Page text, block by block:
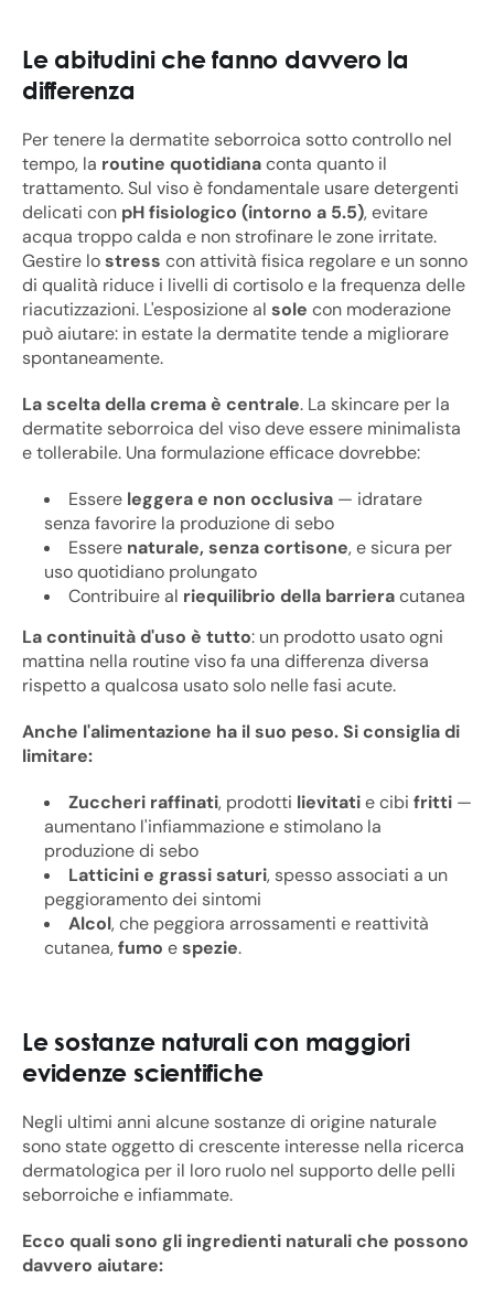
Le abitudini che fanno davvero la
differenza
Per tenere la dermatite seborroica sotto controllo nel
tempo, la routine quotidianaconta quanto il
trattamento. Sul viso è fondamentale usare detergenti
delicati con pH fisiologico (intorno a 5.5), evitare
acqua troppo calda e non strofinare le zone irritate.
Gestire lostress con attività fisica regolare e un sonno
di qualità riduce i livelli di cortisolo e la frequenza delle
riacutizzazioni. L'esposizione al sole con moderazione
può aiutare: in estate la dermatite tende a migliorare
spontaneamente.
La scelta della crema è centrale. La skincare per la
dermatite seborroica del viso deve essere minimalista
e tollerabile. Una formulazione efficace dovrebbe:
Essere leggera e non occlusiva — idratare
senza favorire la produzione di sebo
Essere naturale, senza cortisone, e sicura per
uso quotidiano prolungato
Contribuire al riequilibrio della barrieracutanea
La continuità d'uso è tutto: un prodotto usato ogni
mattina nella routine viso fa una differenza diversa
rispetto a qualcosa usato solo nelle fasi acute.
Anche l'alimentazione ha il suo peso. Si consiglia di
limitare:
Zuccheri raffinati, prodotti lievitatie cibi fritti —
aumentano l'infiammazione e stimolano la
produzione di sebo
Latticini e grassi saturi, spesso associati a un
peggioramento dei sintomi
Alcol, che peggiora arrossamenti e reattività
cutanea,fumo espezie.
Le sostanze naturali con maggiori
evidenze scientifiche
Negli ultimi anni alcune sostanze di origine naturale
sono state oggetto di crescente interesse nella ricerca
dermatologica per il loro ruolo nel supporto delle pelli
seborroiche e infiammate.
Ecco quali sono gli ingredienti naturali che possono
davvero aiutare: